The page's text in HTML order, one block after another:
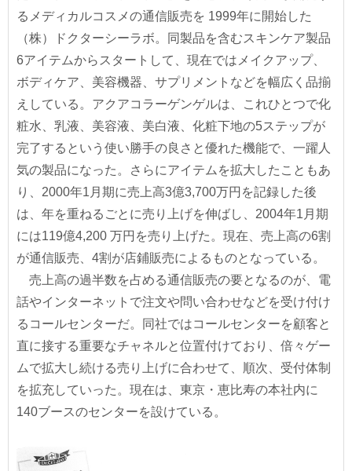
るメディカルコスメの通信販売を 1999年に開始した
（株）ドクターシーラボ。同製品を含むスキンケア製品
6アイテムからスタートして、現在ではメイクアップ、
ボディケア、美容機器、サプリメントなどを幅広く品揃
えしている。アクアコラーゲンゲルは、これひとつで化
粧水、乳液、美容液、美白液、化粧下地の5ステップが
完了するという使い勝手の良さと優れた機能で、一躍人
気の製品になった。さらにアイテムを拡大したこともあ
り、2000年1月期に売上高3億3,700万円を記録した後
は、年を重ねるごとに売り上げを伸ばし、2004年1月期
には119億4,200 万円を売り上げた。現在、売上高の6割
が通信販売、4割が店鋪販売によるものとなっている。
売上高の過半数を占める通信販売の要となるのが、電
話やインターネットで注文や問い合わせなどを受け付け
るコールセンターだ。同社ではコールセンターを顧客と
直に接する重要なチャネルと位置付けており、倍々ゲー
ムで拡大し続ける売り上げに合わせて、順次、受付体制
を拡充していった。現在は、東京・恵比寿の本社内に
140ブースのセンターを設けている。